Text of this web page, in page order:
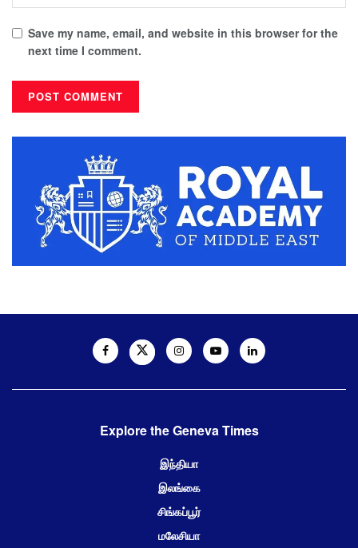
Save my name, email, and website in this browser for the
next time I comment.
Explore the Geneva Times
இந்தியா
இலங்கை
சிங்கப்பூர்
மலேசியா